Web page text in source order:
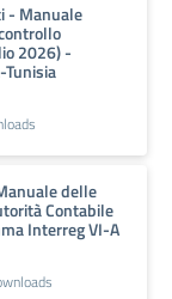
- Manuale
2026) -
delle
Contabile
Interreg VI-A